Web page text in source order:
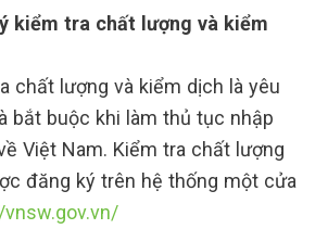
kiểm tra chất lượng và kiểm
chất lượng và kiểm dịch là yêu
bắt buộc khi làm thủ tục nhập
Việt Nam. Kiểm tra chất lượng
đăng ký trên hệ thống một cửa